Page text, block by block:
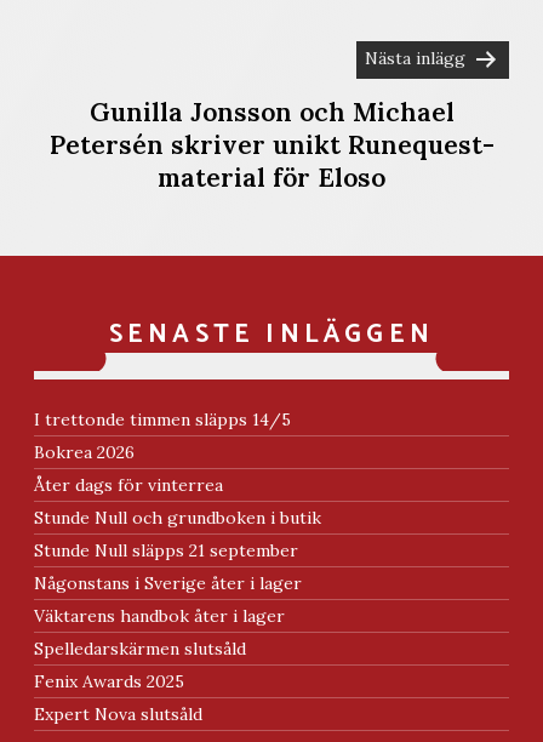
Nästa inlägg
Gunilla Jonsson och Michael
Petersén skriver unikt Runequest-
material för Eloso
SENASTE INLÄGGEN
I trettonde timmen släpps 14/5
Bokrea 2026
Åter dags för vinterrea
Stunde Null och grundboken i butik
Stunde Null släpps 21 september
Någonstans i Sverige åter i lager
Väktarens handbok åter i lager
Spelledarskärmen slutsåld
Fenix Awards 2025
Expert Nova slutsåld